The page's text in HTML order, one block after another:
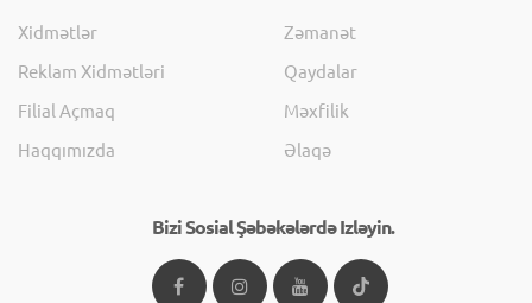
Xidmətlər
Reklam Xidmətləri
Filial Açmaq
Haqqımızda
Zəmanət
Qaydalar
Məxfilik
Əlaqə
Bizi Sosial Şəbəkələrdə Izləyin.